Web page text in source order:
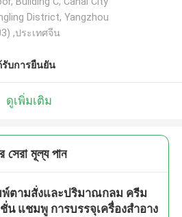
District, Yangzhou
,ประเทศจีน
รับการยืนยัน
ดูเพิ่มเติม
সেরা মূল্য পান
ตามสั่งและปริมาณกลม ครีม
น แชมพู การบรรจุเครื่องสําอาง